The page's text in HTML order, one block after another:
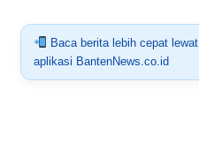
Baca berita lebih cepat lewat
aplikasi BantenNews.co.id